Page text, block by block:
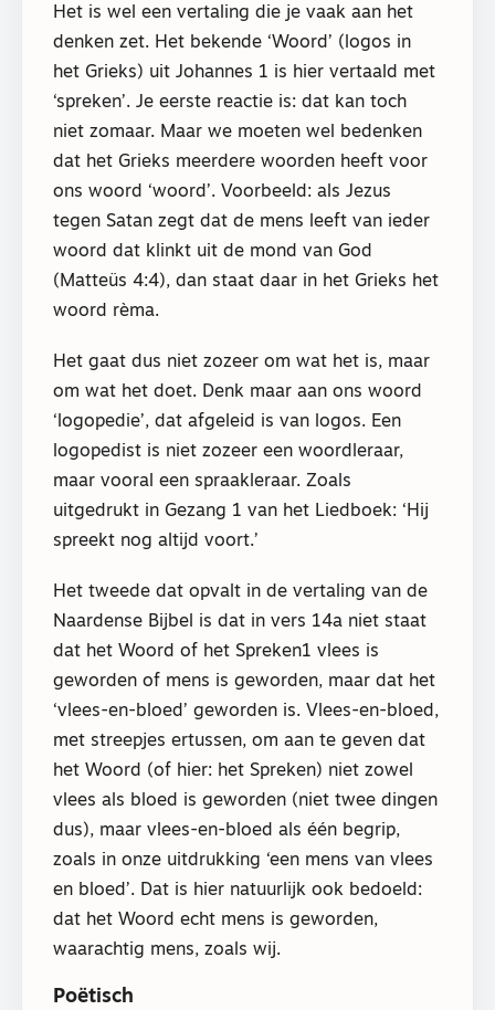
Het is wel een vertaling die je vaak aan het
denken zet. Het bekende ‘Woord’ (logos in
het Grieks) uit Johannes 1 is hier vertaald met
‘spreken’. Je eerste reactie is: dat kan toch
niet zomaar. Maar we moeten wel bedenken
dat het Grieks meerdere woorden heeft voor
ons woord ‘woord’. Voorbeeld: als Jezus
tegen Satan zegt dat de mens leeft van ieder
woord dat klinkt uit de mond van God
(Matteüs 4:4), dan staat daar in het Grieks het
woord rèma.
Het gaat dus niet zozeer om wat het is, maar
om wat het doet. Denk maar aan ons woord
‘logopedie’, dat afgeleid is van logos. Een
logopedist is niet zozeer een woordleraar,
maar vooral een spraakleraar. Zoals
uitgedrukt in Gezang 1 van het Liedboek: ‘Hij
spreekt nog altijd voort.’
Het tweede dat opvalt in de vertaling van de
Naardense Bijbel is dat in vers 14a niet staat
dat het Woord of het Spreken1 vlees is
geworden of mens is geworden, maar dat het
‘vlees-en-bloed’ geworden is. Vlees-en-bloed,
met streepjes ertussen, om aan te geven dat
het Woord (of hier: het Spreken) niet zowel
vlees als bloed is geworden (niet twee dingen
dus), maar vlees-en-bloed als één begrip,
zoals in onze uitdrukking ‘een mens van vlees
en bloed’. Dat is hier natuurlijk ook bedoeld:
dat het Woord echt mens is geworden,
waarachtig mens, zoals wij.
Poëtisch